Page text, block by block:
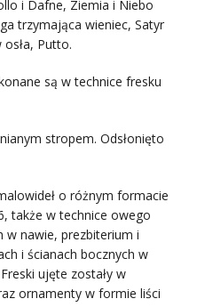
i Dafne, Ziemia i Niebo
trzymająca wieniec, Satyr
Putto.
są w technice fresku
stropem. Odsłonięto
o różnym formacie
także w technice owego
w nawie, prezbiterium i
i ścianach bocznych w
ujęte zostały w
ornamenty w formie liści